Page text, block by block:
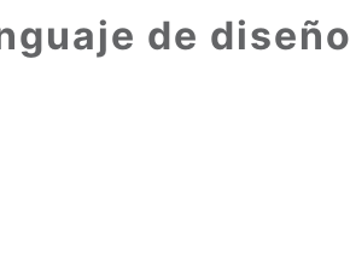
de diseño